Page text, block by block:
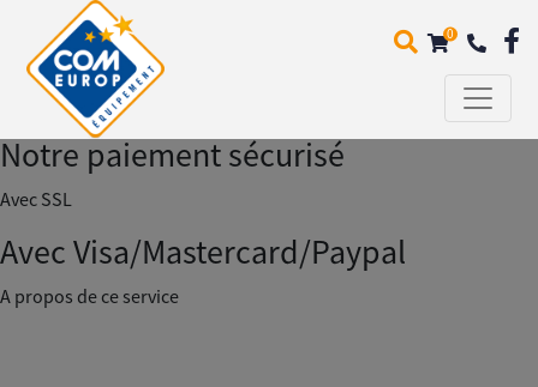
0
Paiement sécurisé
Notre paiement sécurisé
Avec SSL
Avec Visa/Mastercard/Paypal
A propos de ce service